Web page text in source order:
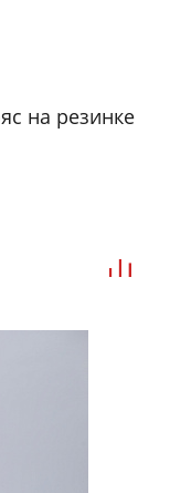
на резинке